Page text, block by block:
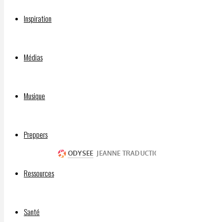
Inspiration
Médias
Musique
Preppers
Ressources
Santé